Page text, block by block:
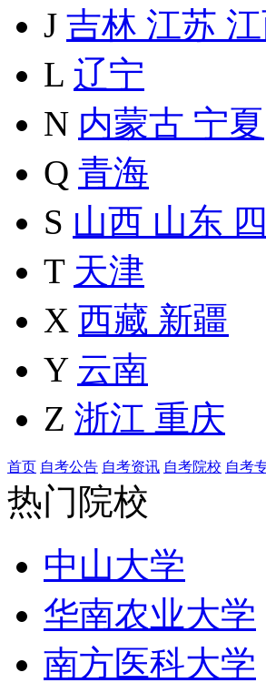
J 吉林 江苏
L 辽宁
N 内蒙古 宁夏
Q 青海
S 山西 山东
T 天津
X 西藏 新疆
Y 云南
Z 浙江 重庆
首页 自考公告 自考资讯 自考院校 自考
热门院校
中山大学
华南农业大学
南方医科大学